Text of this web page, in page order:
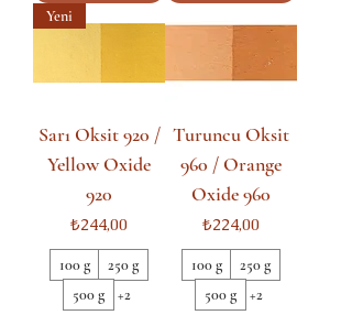
Yeni
Sarı Oksit 920 /
Yellow Oxide
920
Fiyat
₺244,00
100 g
250 g
500 g
+2
Turuncu Oksit
960 / Orange
Oxide 960
Fiyat
₺224,00
100 g
250 g
500 g
+2